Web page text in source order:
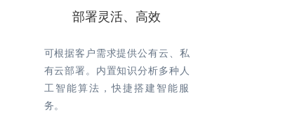
部署灵活、高效
可根据客户需求提供公有云、私
有云部署。内置知识分析多种人
工智能算法，快捷搭建智能服
务。